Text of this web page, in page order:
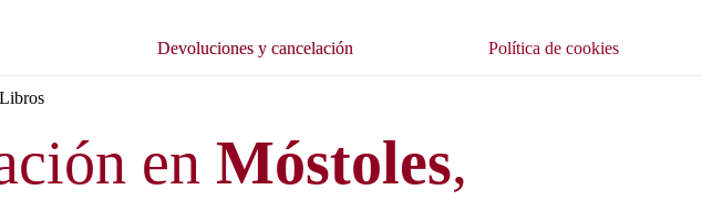
Devoluciones y cancelación Política de cookies
en Móstoles,